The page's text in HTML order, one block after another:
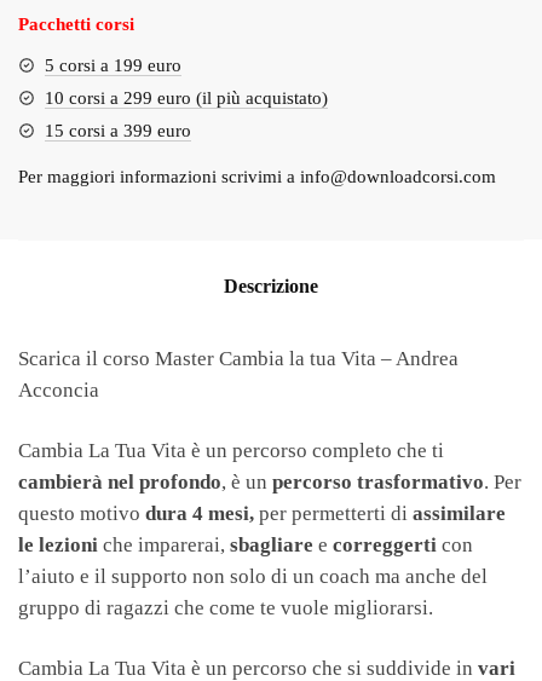
Pacchetti corsi
5 corsi a 199 euro
10 corsi a 299 euro (il più acquistato)
15 corsi a 399 euro
Per maggiori informazioni scrivimi a info@downloadcorsi.com
Descrizione
Scarica il corso Master Cambia la tua Vita – Andrea
Acconcia
Cambia La Tua Vita è un percorso completo che ti
cambierà nel profondo, è un percorso trasformativo. Per
questo motivo dura 4 mesi, per permetterti di assimilare
le lezioni che imparerai, sbagliare e correggerti con
l’aiuto e il supporto non solo di un coach ma anche del
gruppo di ragazzi che come te vuole migliorarsi.
Cambia La Tua Vita è un percorso che si suddivide in vari